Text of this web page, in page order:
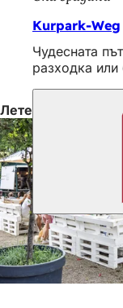
Kurpark-Weg
Чудесната
разходка
Летен съвет